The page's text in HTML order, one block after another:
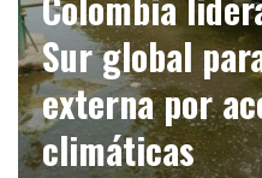
Sur global
externa por
climáticas